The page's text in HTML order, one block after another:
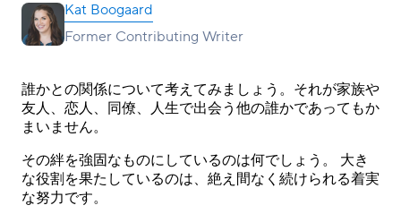
Kat Boogaard
Former Contributing Writer
誰かとの関係について考えてみましょう。それが家族や
友人、恋人、同僚、人生で出会う他の誰かであってもか
まいません。
その絆を強固なものにしているのは何でしょう。 大き
な役割を果たしているのは、絶え間なく続けられる着実
な努力です。